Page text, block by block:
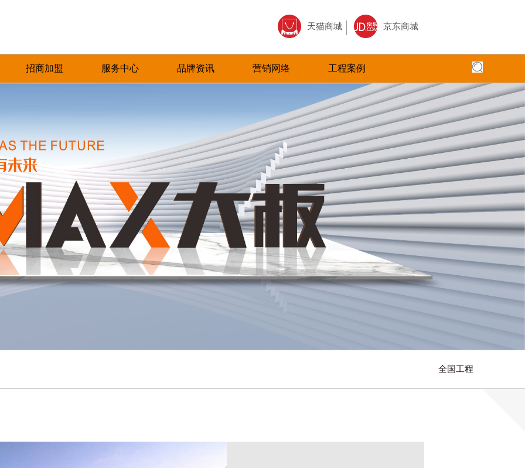
天猫商城 京东商城
塔拉瓷砖一直致力于对品质的严格把控，对
艺技巧的不懈追求，以及对于美的独特领
，旨在为每一位消费者带去美好甜蜜的人居
境。
产品覆盖各种规格的通体大理石、金丝大理
石、生态大理石、双层瓷抛砖、镜面瓷片等上
千个花色品种。
招商加盟
合作流程
加盟申请
圣塔拉瓷砖一直秉承以产品品质核心,以全面
的服务方式为保障，形成特有的三大售前、售
中、售后杰出服务体系，得到了广大经销商的
高度认可。
服务中心
经销商专区
人才招聘
热情、全面、快捷，本公司以更加出色的态度
提供优质的服务，赢得了广大客户的高度评价
和信赖。
品牌资讯
圣塔拉瓷砖借助于互联网特性来实现一定营销
目标，品牌资讯在整个品牌传播过程中起着举
足轻重的作用。
营销网络
全国网络
专卖店风采
全面实现品牌化经营，在全国建立起多家
店。
工程案例
全国工程
国。
全国工程